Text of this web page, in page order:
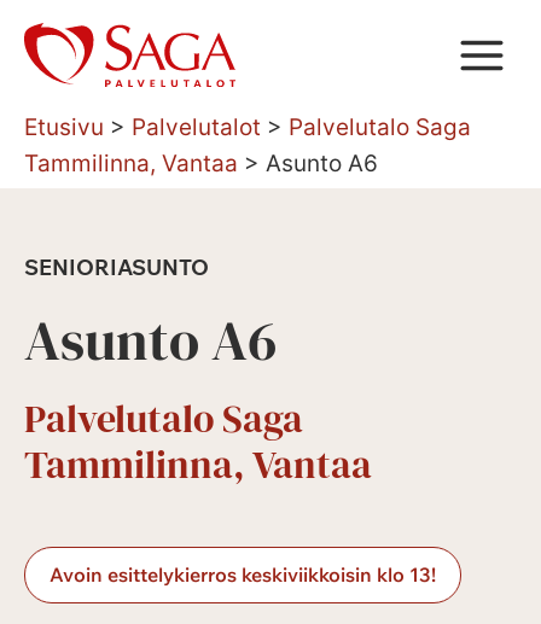
Siirry
sisältöön
Etusivu > Palvelutalot > Palvelutalo Saga
Tammilinna, Vantaa > Asunto A6
SENIORIASUNTO
Asunto A6
Palvelutalo Saga
Tammilinna, Vantaa
Avoin esittelykierros keskiviikkoisin klo 13!